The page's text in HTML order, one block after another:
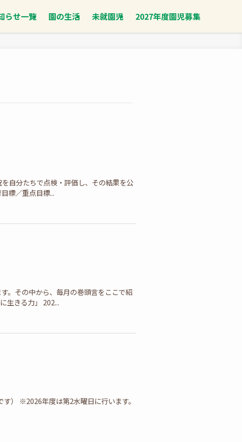
らせ一覧 園の生活 未就園児 2027年度園児募集
自分たちで点検・評価し、その結果を公
標／重点目標...
。その中から、毎月の巻頭言をここで紹
生きる力」 202...
） ※2026年度は第2水曜日に行います。